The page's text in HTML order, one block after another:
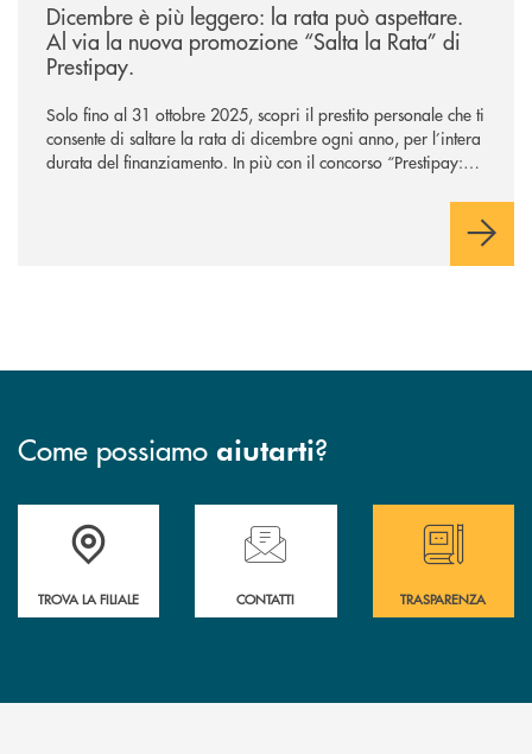
Dicembre è più leggero: la rata può aspettare.
Al via la nuova promozione “Salta la Rata” di
Prestipay.
Solo fino al 31 ottobre 2025, scopri il prestito personale che ti
consente di saltare la rata di dicembre ogni anno, per l’intera
durata del finanziamento. In più con il concorso “Prestipay: la
Come possiamo aiutarti?
Accedi all' elenco completo delle filiali
TROVA LA FILIALE
Hai bisogno di assistenza immediata ?
CONTATTI
Hai bisogno di
TRASPARENZA